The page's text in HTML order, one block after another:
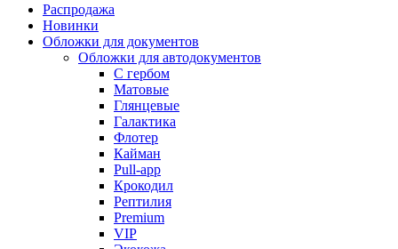
Распродажа
Новинки
Обложки для документов
Обложки для автодокументов
С гербом
Матовые
Глянцевые
Галактика
Флотер
Кайман
Pull-app
Крокодил
Рептилия
Premium
VIP